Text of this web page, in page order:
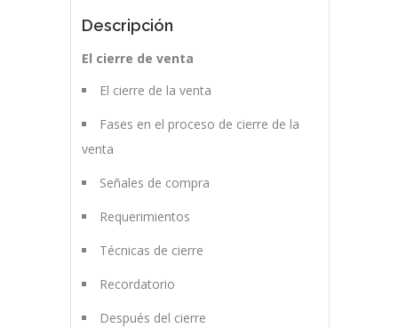
Descripción
El cierre de venta
El cierre de la venta
Fases en el proceso de cierre de la
venta
Señales de compra
Requerimientos
Técnicas de cierre
Recordatorio
Después del cierre